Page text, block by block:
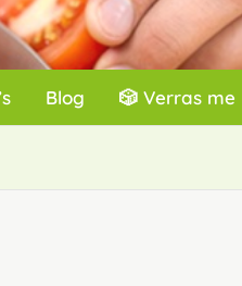
Blog 🎲 Verras me